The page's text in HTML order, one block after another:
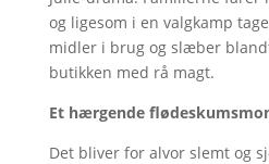
og ligesom i en valgkamp
midler i brug og slæber
butikken med rå magt.
Et hærgende
Det bliver for alvor slemt og